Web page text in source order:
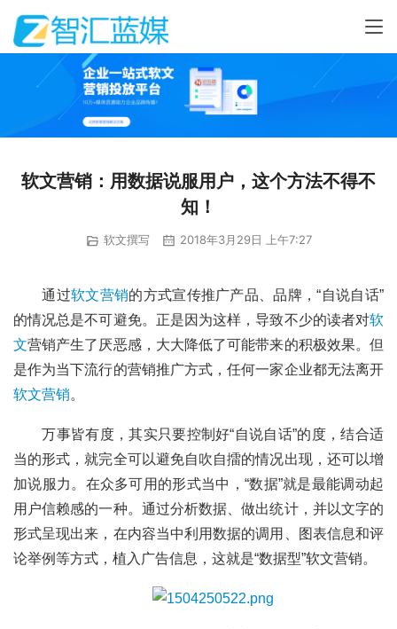
软文营销：用数据说服用户，这个方法不得不
知！
软文撰写 2018年3月29日 上午7:27
通过软文营销的方式宣传推广产品、品牌，“自说自话”
的情况总是不可避免。正是因为这样，导致不少的读者对软
文营销产生了厌恶感，大大降低了可能带来的积极效果。但
是作为当下流行的营销推广方式，任何一家企业都无法离开
软文营销。
	万事皆有度，其实只要控制好“自说自话”的度，结合适
当的形式，就完全可以避免自吹自擂的情况出现，还可以增
加说服力。在众多可用的形式当中，“数据”就是最能调动起
用户信赖感的一种。通过分析数据、做出统计，并以文字的
形式呈现出来，在内容当中利用数据的调用、图表信息和评
论举例等方式，植入广告信息，这就是“数据型”软文营销。